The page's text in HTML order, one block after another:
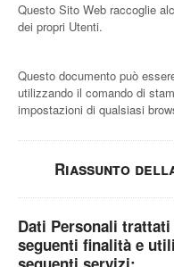
Questo Sito Web raccoglie
dei propri Utenti.
Questo documento può
utilizzando il comando di
impostazioni di qualsiasi
Riassunto
Dati Personali
seguenti finalità e